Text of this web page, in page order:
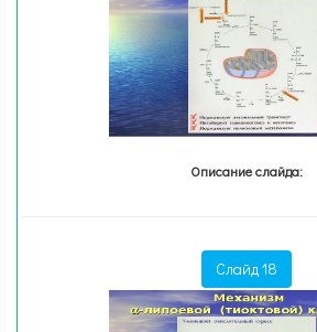
Описание слайда:
Слайд 18